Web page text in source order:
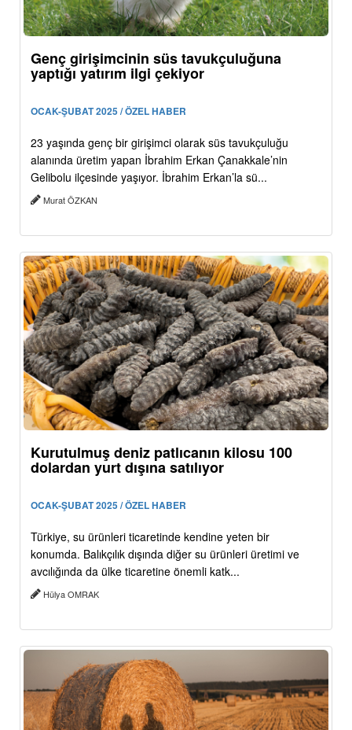
Genç girişimcinin süs tavukçuluğuna
yaptığı yatırım ilgi çekiyor
OCAK-ŞUBAT 2025 / ÖZEL HABER
23 yaşında genç bir girişimci olarak süs tavukçuluğu
alanında üretim yapan İbrahim Erkan Çanakkale’nin
Gelibolu ilçesinde yaşıyor. İbrahim Erkan’la sü...
Murat ÖZKAN
Kurutulmuş deniz patlıcanın kilosu 100
dolardan yurt dışına satılıyor
OCAK-ŞUBAT 2025 / ÖZEL HABER
Türkiye, su ürünleri ticaretinde kendine yeten bir
konumda. Balıkçılık dışında diğer su ürünleri üretimi ve
avcılığında da ülke ticaretine önemli katk...
Hülya OMRAK